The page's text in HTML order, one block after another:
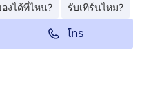
งได้ที่ไหน? รับเทิร์นไหม?
โทร